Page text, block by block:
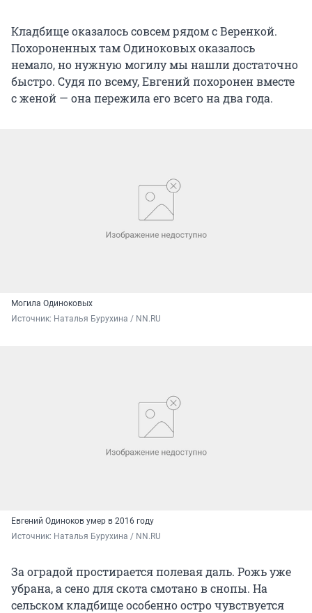
Кладбище оказалось совсем рядом с Веренкой.
Похороненных там Одиноковых оказалось
немало, но нужную могилу мы нашли достаточно
быстро. Судя по всему, Евгений похоронен вместе
с женой — она пережила его всего на два года.
Могила Одиноковых
Источник: Наталья Бурухина / NN.RU
Евгений Одиноков умер в 2016 году
Источник: Наталья Бурухина / NN.RU
За оградой простирается полевая даль. Рожь уже
убрана, а сено для скота смотано в снопы. На
сельском кладбище особенно остро чувствуется